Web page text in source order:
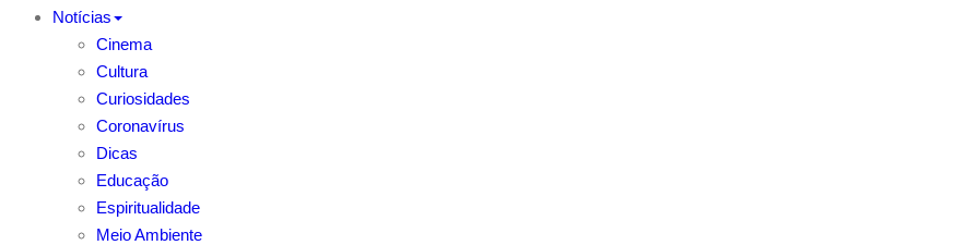
Notícias
Cinema
Cultura
Curiosidades
Coronavírus
Dicas
Educação
Espiritualidade
Meio Ambiente